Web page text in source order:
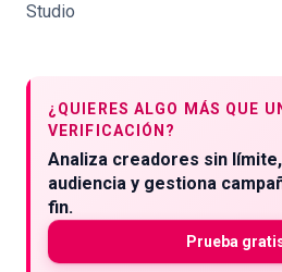
Studio
¿QUIERES ALGO MÁS QUE
VERIFICACIÓN?
Analiza creadores sin
audiencia y gestiona
fin.
Prueba